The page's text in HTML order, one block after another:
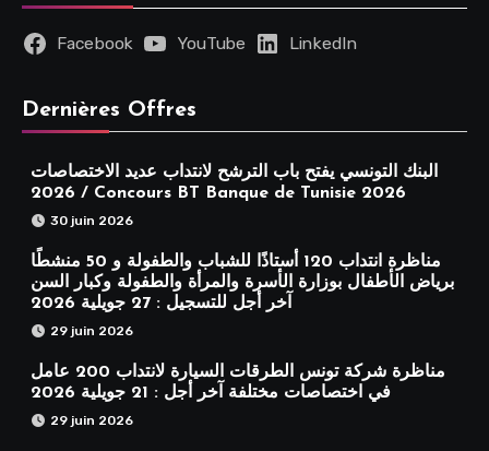
Facebook YouTube LinkedIn
Dernières Offres
البنك التونسي يفتح باب الترشح لانتداب عديد الاختصاصات
2026 / Concours BT Banque de Tunisie 2026
30 juin 2026
مناظرة انتداب 120 أستاذًا للشباب والطفولة و 50 منشطًا
برياض الأطفال بوزارة الأسرة والمرأة والطفولة وكبار السن
آخر أجل للتسجيل : 27 جويلية 2026
29 juin 2026
مناظرة شركة تونس الطرقات السيارة لانتداب 200 عامل
في اختصاصات مختلفة آخر أجل : 21 جويلية 2026
29 juin 2026